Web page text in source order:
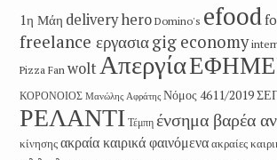
1η Μάη delivery hero Domino's efood
freelance εργασιαgig economy
Pizza Fan woltΑπεργία
ΚΟΡΟΝΟΙΟΣ Μανώλης Αφράτης Νόμος 4611/2019
ΡΕΛΑΝΤΙ Τέμπη ένσημα βαρέα
κίνησηςακραία καιρικά φαινόμεναακραίες